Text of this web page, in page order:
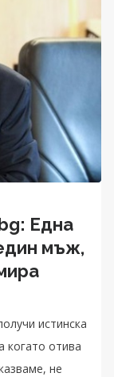
Една
мъж,
истинска
когато отива
не